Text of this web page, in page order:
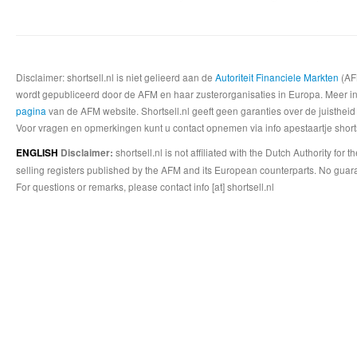
Disclaimer: shortsell.nl is niet gelieerd aan de Autoriteit Financiele Markten
wordt gepubliceerd door de AFM en haar zusterorganisaties in Europa.
pagina van de AFM website. Shortsell.nl geeft geen garanties over de
Voor vragen en opmerkingen kunt u contact opnemen via info apestaartje
ENGLISH Disclaimer: shortsell.nl is not affiliated with the Dutch Authority for
selling registers published by the AFM and its European counterparts. No
For questions or remarks, please contact info [at] shortsell.nl